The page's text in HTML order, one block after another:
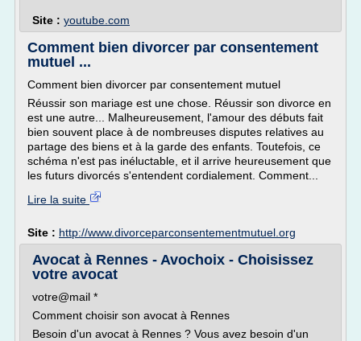
Site : youtube.com
Comment bien divorcer par consentement
mutuel ...
Comment bien divorcer par consentement mutuel
Réussir son mariage est une chose. Réussir son divorce en
est une autre... Malheureusement, l'amour des débuts fait
bien souvent place à de nombreuses disputes relatives au
partage des biens et à la garde des enfants. Toutefois, ce
schéma n'est pas inéluctable, et il arrive heureusement que
les futurs divorcés s'entendent cordialement. Comment...
Lire la suite
Site : http://www.divorceparconsentementmutuel.org
Avocat à Rennes - Avochoix - Choisissez
votre avocat
votre@mail *
Comment choisir son avocat à Rennes
Besoin d'un avocat à Rennes ? Vous avez besoin d'un